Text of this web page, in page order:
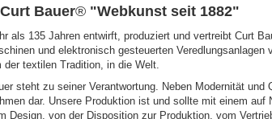
SoftSwingCurt Bauer ®
Bauer® "Webkunst seit 1882"
als 135 Jahren entwirft, produziert und vertreibt Curt
und elektronisch gesteuerten
der textilen Tradition, in die Welt.
steht zu seiner Verantwortung. Neben Modernität
dar. Unsere Produktion ist und sollte mit einem
Design, von der Disposition zur Produktion, vom